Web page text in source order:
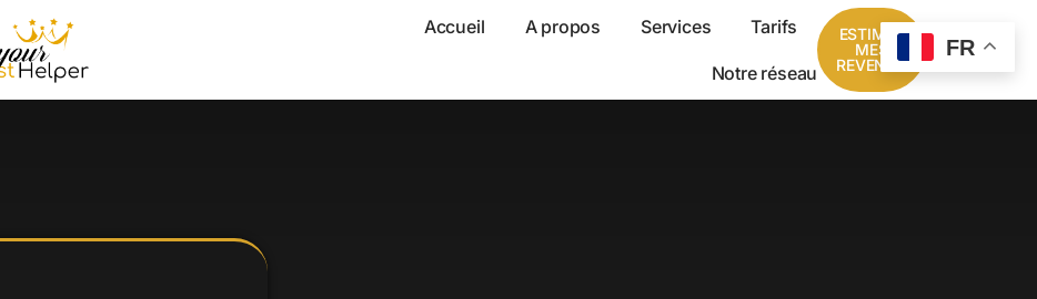
Accueil A propos Services Tarifs
Notre réseau
ESTIMER
MES
REVENUS
FR